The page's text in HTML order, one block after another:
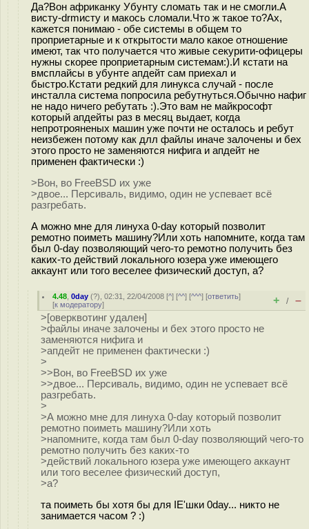
Да?Вон африканку Убунту сломать так и не смогли.А
висту-drmисту и макось сломали.Что ж такое то?Ах,
кажется понимаю - обе системы в общем то
проприетарные и к открытости мало какое отношение
имеют, так что получается что живые секурити-офицеры
нужны скорее проприетарным системам:).И кстати на
вмсплайсы в убунте апдейт сам приехал и
быстро.Кстати редкий для линукса случай - после
инсталла система попросила ребутнуться.Обычно нафиг
не надо ничего ребутать :).Это вам не майкрософт
который апдейты раз в месяц выдает, когда
непротрояненых машин уже почти не осталось и ребут
неизбежен потому как длл файлы иначе залочены и бех
этого просто не заменяются нифига и апдейт не
применен фактически :)
>Вон, во FreeBSD их уже
>двое... Персиваль, видимо, один не успевает всё
разгребать.
А можно мне для линуха 0-day который позволит
ремотно поиметь машину?Или хоть напомните, когда там
был 0-day позволяющий чего-то ремотно получить без
каких-то действий локального юзера уже имеющего
аккаунт или того веселее физический доступ, а?
4.48 ,0day (?), 02:31, 22/04/2008 [^] [^^] [^^^] [ответить]
[к модератору] + / –
>[оверквотинг удален]
>файлы иначе залочены и бех этого просто не
заменяются нифига и
>апдейт не применен фактически :)
>
>>Вон, во FreeBSD их уже
>>двое... Персиваль, видимо, один не успевает всё
разгребать.
>
>А можно мне для линуха 0-day который позволит
ремотно поиметь машину?Или хоть
>напомните, когда там был 0-day позволяющий чего-то
ремотно получить без каких-то
>действий локального юзера уже имеющего аккаунт
или того веселее физический доступ,
>а?
та поиметь бы хотя бы для IE'шки 0day... никто не
занимается часом ? :)